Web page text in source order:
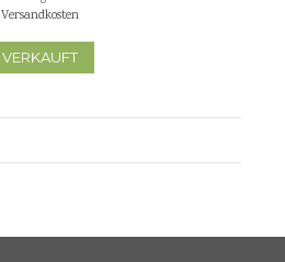
Versandkosten
VERKAUFT